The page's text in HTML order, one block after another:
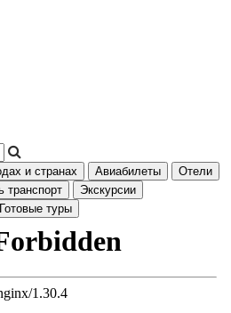
и странах Авиабилеты
Отели
транспорт
Экскурсии
Готовые туры